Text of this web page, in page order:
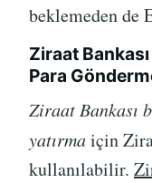
beklemeden de
Ziraat
Para
Ziraat Bankası
yatırmaiçin
kullanılabilir.